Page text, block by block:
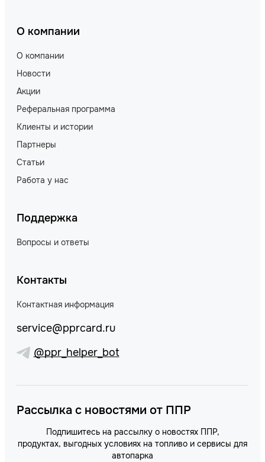
О компании
О компании
Новости
Акции
Реферальная программа
Клиенты и истории
Партнеры
Статьи
Работа у нас
Поддержка
Вопросы и ответы
Контакты
Контактная информация
service@pprcard.ru
@ppr_helper_bot
Рассылка с новостями от ППР
Подпишитесь на рассылку о новостях ППР,
продуктах, выгодных условиях на топливо и сервисы для
автопарка